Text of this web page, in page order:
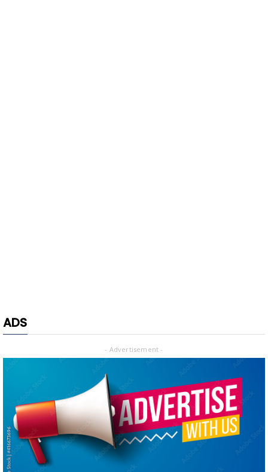
ADS
- Advertisement -